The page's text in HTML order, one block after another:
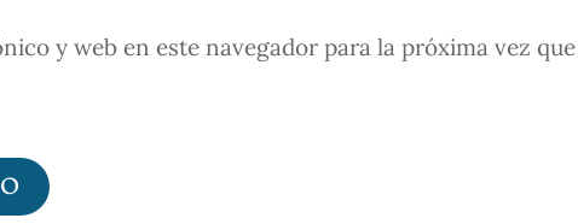
y web en este navegador para la próxima vez que